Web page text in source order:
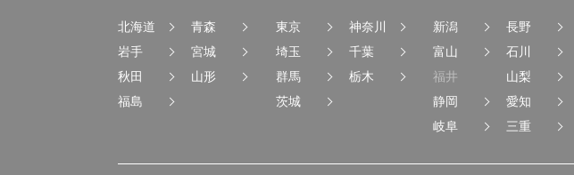
北海道
青森
岩手
宮城
秋田
山形
福島
東京
神奈川
埼玉
千葉
群馬
栃木
茨城
新潟
長野
富山
石川
福井
山梨
静岡
愛知
岐阜
三重